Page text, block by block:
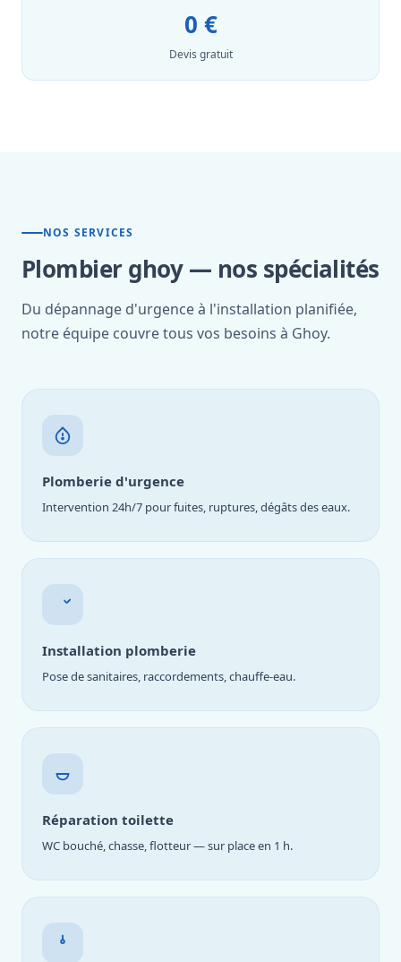
0 €
Devis gratuit
NOS SERVICES
Plombier ghoy — nos spécialités
Du dépannage d'urgence à l'installation planifiée,
notre équipe couvre tous vos besoins à Ghoy.
Plomberie d'urgence
Intervention 24h/7 pour fuites, ruptures, dégâts des eaux.
Installation plomberie
Pose de sanitaires, raccordements, chauffe-eau.
Réparation toilette
WC bouché, chasse, flotteur — sur place en 1 h.